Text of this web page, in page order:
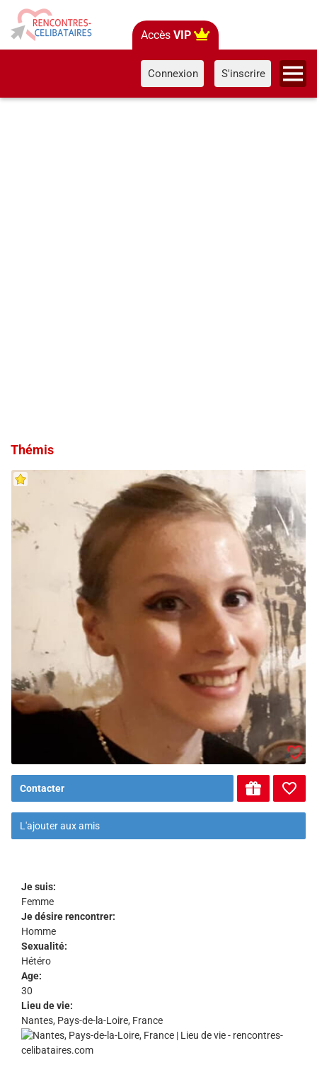
Accès VIP
Connexion S'inscrire
Thémis
Contacter
L'ajouter aux amis
Je suis:
Femme
Je désire rencontrer:
Homme
Sexualité:
Hétéro
Age:
30
Lieu de vie:
Nantes, Pays-de-la-Loire, France